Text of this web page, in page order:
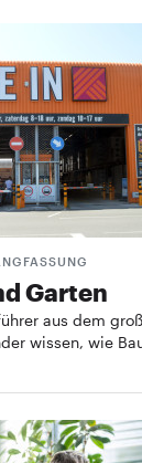
Garten
aus dem
wissen, wie